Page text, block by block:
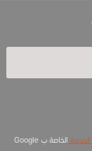
الخاصة ب Google